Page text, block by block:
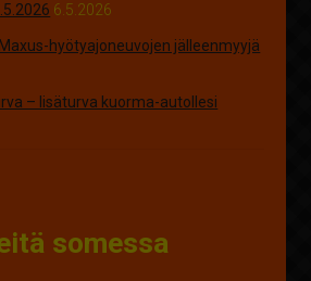
6.5.2026
hyötyajoneuvojen jälleenmyyjä
– lisäturva kuorma-autollesi
somessa